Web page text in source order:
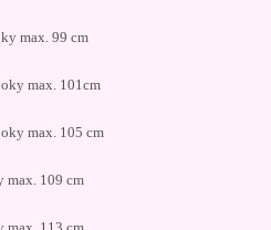
max. 99 cm
max. 101cm
max. 105 cm
max. 109 cm